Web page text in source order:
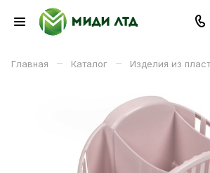
Главная – Каталог – Изделия из